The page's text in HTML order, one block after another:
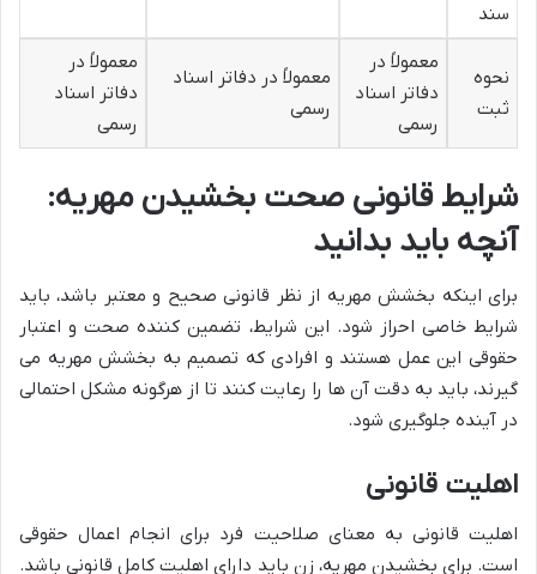
سند
نحوه
ثبت
معمولاً در
دفاتر اسناد
رسمی
معمولاً در دفاتر اسناد
رسمی
معمولاً در
دفاتر اسناد
رسمی
شرایط قانونی صحت بخشیدن مهریه:
آنچه باید بدانید
برای اینکه بخشش مهریه از نظر قانونی صحیح و معتبر باشد، باید
شرایط خاصی احراز شود. این شرایط، تضمین کننده صحت و اعتبار
حقوقی این عمل هستند و افرادی که تصمیم به بخشش مهریه می
گیرند، باید به دقت آن ها را رعایت کنند تا از هرگونه مشکل احتمالی
در آینده جلوگیری شود.
اهلیت قانونی
اهلیت قانونی به معنای صلاحیت فرد برای انجام اعمال حقوقی
است. برای بخشیدن مهریه، زن باید دارای اهلیت کامل قانونی باشد.